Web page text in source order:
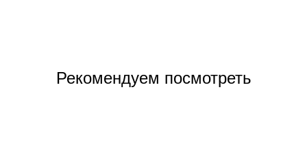
Рекомендуем посмотреть